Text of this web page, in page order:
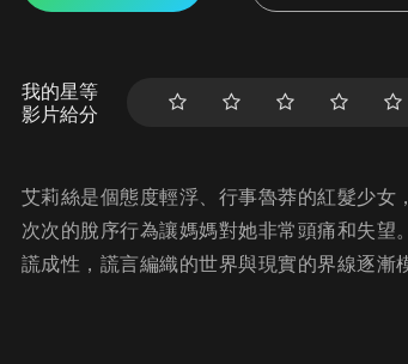
我的星等
影片給分
艾莉絲是個態度輕浮、行事魯莽的紅髮少女
次次的脫序行為讓媽媽對她非常頭痛和失
謊成性，謊言編織的世界與現實的界線逐